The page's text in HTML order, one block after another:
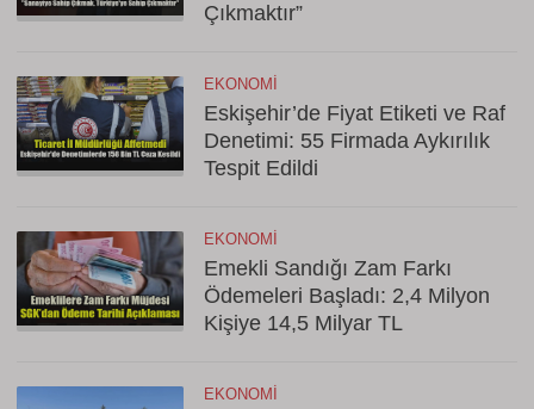
Çıkmaktır”
EKONOMI
Eskişehir’de Fiyat Etiketi ve Raf
Denetimi: 55 Firmada Aykırılık
Tespit Edildi
EKONOMI
Emekli Sandığı Zam Farkı
Ödemeleri Başladı: 2,4 Milyon
Kişiye 14,5 Milyar TL
EKONOMI